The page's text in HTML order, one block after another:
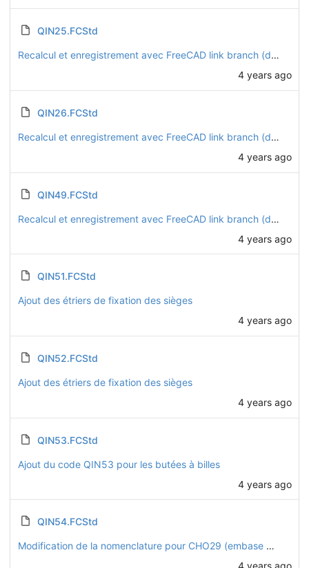
QIN25.FCStd
Recalcul et enregistrement avec FreeCAD link branch (daily 20221128)
4 years ago
QIN26.FCStd
Recalcul et enregistrement avec FreeCAD link branch (daily 20221128)
4 years ago
QIN49.FCStd
Recalcul et enregistrement avec FreeCAD link branch (daily 20221128)
4 years ago
QIN51.FCStd
Ajout des étriers de fixation des sièges
4 years ago
QIN52.FCStd
Ajout des étriers de fixation des sièges
4 years ago
QIN53.FCStd
Ajout du code QIN53 pour les butées à billes
4 years ago
QIN54.FCStd
Modification de la nomenclature pour CHO29 (embase des sièges) : maintenant CHO54 (et les roulettes QIN54)